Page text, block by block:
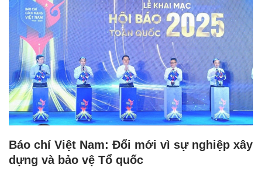
Báo chí Việt Nam: Đổi mới vì sự nghiệp xây
dựng và bảo vệ Tổ quốc